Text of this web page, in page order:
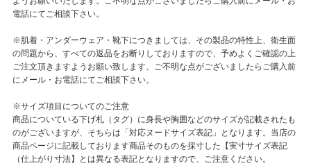
電話にてご相談下さい。
※肌着・アンダーウェア・靴下につきましては、その製品の特性上、衛生面
の問題から、すべての返品をお断りしておりますので、予めよくご確認の上
ご注文頂きますようお願い致します。ご不明な点がございましたらご購入前
にメール・お電話にてご相談下さい。
※サイズ項目についてのご注意
商品についている下げ札（タグ）に身長や胸囲などのサイズが記載されたも
のがございますが、そちらは「対応ヌードサイズ表記」となります。当店の
商品ページに記載しております商品そのものを採寸した【実寸サイズ表記
（仕上がり寸法】とは異なる表記となりますので、ご注意ください。